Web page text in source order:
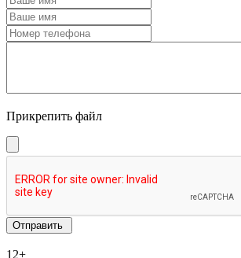
Прикрепить файл
12+